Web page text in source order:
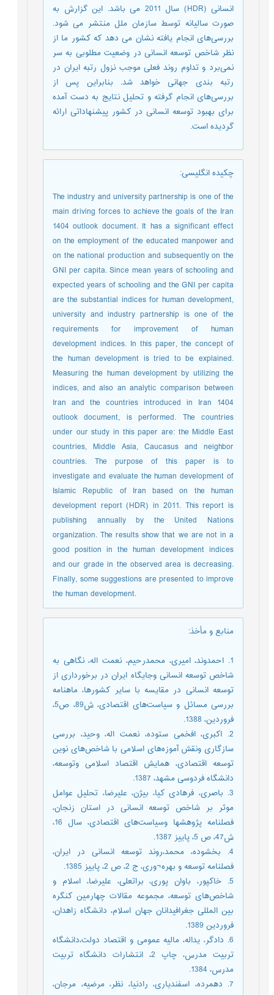
انسانی (HDR) سال 2011 می باشد. این گزارش به
صورت سالیانه توسط سازمان ملل منتشر می شود.
بررسی‌ها‌ی انجام یافته نشان می دهد که کشور ما از
نظر شاخص توسعه انسانی در وضعیت مطلوبی به سر
نمی‌برد و تداوم روند فعلی موجب نزول رتبه ایران در
رتبه بندی جهانی خواهد شد. بنابراین پس از
بررسی‌ها‌ی انجام گرفته و تحلیل نتایج به دست آمده
برای بهبود توسعه انسانی در کشور پیشنهاداتی ارائه
گردیده است.
چکیده انگلیسی:
The industry and university partnership is one of the
main driving forces to achieve the goals of the Iran
1404 outlook document. It has a significant effect
on the employment of the educated manpower and
on the national production and subsequently on the
GNI per capita. Since mean years of schooling and
expected years of schooling and the GNI per capita
are the substantial indices for human development,
university and industry partnership is one of the
requirements for improvement of human
development indices. In this paper, the concept of
the human development is tried to be explained.
Measuring the human development by utilizing the
indices, and also an analytic comparison between
Iran and the countries introduced in Iran 1404
outlook document, is performed. The countries
under our study in this paper are: the Middle East
countries, Middle Asia, Caucasus and neighbor
countries. The purpose of this paper is to
investigate and evaluate the human development of
Islamic Republic of Iran based on the human
development report (HDR) in 2011. This report is
publishing annually by the United Nations
organization. The results show that we are not in a
good position in the human development indices
and our grade in the observed area is decreasing.
Finally, some suggestions are presented to improve
the human development.
منابع و مأخذ:
1. احمدوند، امیری، محمدرحیم، نعمت اله، نگاهی به
شاخص توسعه انسانی وجایگاه ایران در برخورداری از
توسعه انسانی در مقایسه با سایر کشورها، ماهنامه
بررسی مسائل و سیاست‌ها‌ی اقتصادی، ش89، ص5،
فروردین، 1388.
2. اکبری، افخمی ستوده، نعمت اله، وحید، بررسی
سازگاری ونقش آموزه‌ها‌ی اسلامی با شاخص‌ها‌ی نوین
توسعه اقتصادی، همایش اقتصاد اسلامی وتوسعه،
دانشگاه فردوسی مشهد، 1387.
3. باصری، فرهادی کیا، بیژن، علیرضا، تحلیل عوامل
موثر بر شاخص توسعه انسانی در استان زنجان،
فصلنامه پژوهشها وسیاست‌ها‌ی اقتصادی، سال 16،
ش47، ص 5، پاییز 1387.
4. بخشوده، محمد،روند توسعه انسانی در ایران،
فصلنامه توسعه و بهره¬وری، ج 2، ص 2، پاییز 1385.
5. خاکپور، باوان پوری، براتعلی، علیرضا، اسلام و
شاخص‌ها‌ی توسعه، مجموعه مقالات چهارمین کنگره
بین المللی جغرافیدانان جهان اسلام، دانشگاه زاهدان،
فروردین 1389.
6. دادگر، یداله، مالیه عمومی و اقتصاد دولت،دانشگاه
تربیت مدرس، چاپ 2، انتشارات دانشگاه تربیت
مدرس، 1384.
7. دهمرده، اسفندیاری، رادنیا، نظر، مرضیه، مرجان،